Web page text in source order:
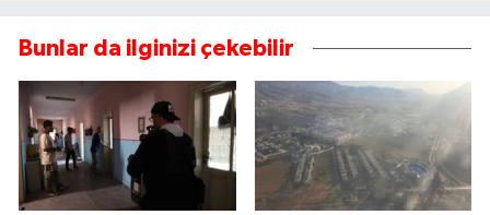
Bunlar da ilginizi çekebilir